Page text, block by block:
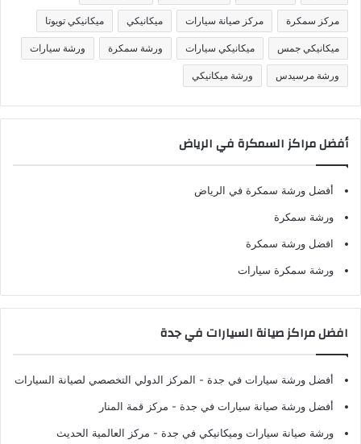
مركز سمكرة مركز صيانة سيارات ميكانيكي ميكانيكي تويوتا
ميكانيكي جمس ميكانيكي سيارات ورشة سمكرة ورشة سيارات
ورشة مرسيدس ورشة ميكانيكي
أفضل مراكز السمكرة في الرياض
أفضل ورشة سمكرة في الرياض
ورشة سمكرة
افضل ورشة سمكرة
ورشة سمكرة سيارات
افضل مراكز صيانة السيارات في جدة
أفضل ورشة سيارات في جدة - المركز الدولي التخصصي لصيانة السيارات
أفضل ورشة صيانة سيارات في جدة - مركز قمة المنار
ورشة صيانة سيارات وميكانيكي في جدة - مركز العالمية الحديث